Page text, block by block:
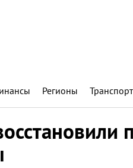
Регионы Транспорт